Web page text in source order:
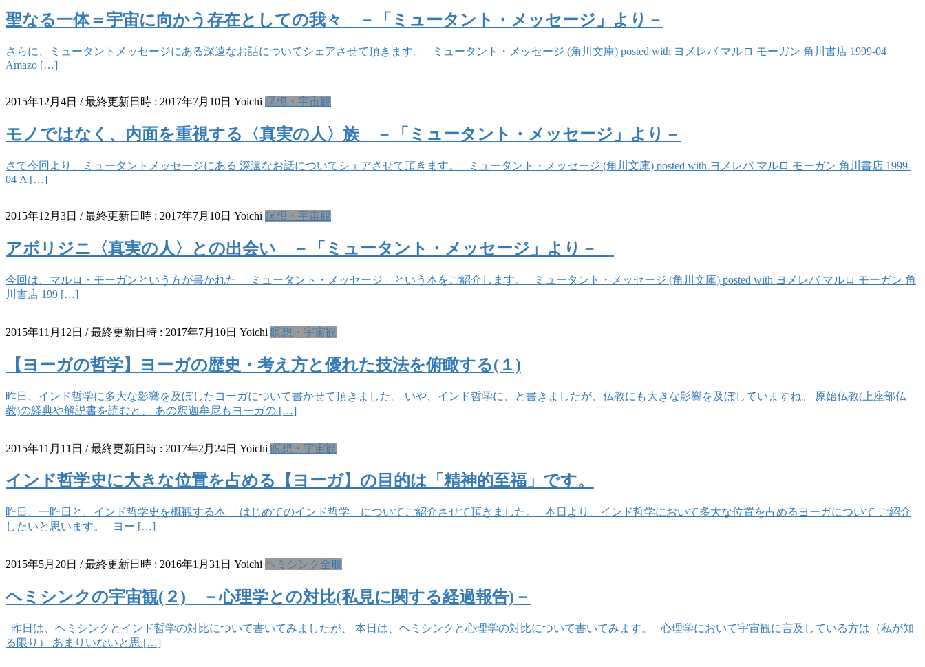
聖なる一体＝宇宙に向かう存在としての我々 －「ミュータント・メッセージ」より－
さらに、ミュータントメッセージにある深遠なお話についてシェアさせて頂きます。 ミュータント・メッセージ (角川文庫) posted with ヨメレバ マルロ モーガン 角川書店 1999-04
Amazo […]
2015年12月4日 / 最終更新日時 : 2017年7月10日 Yoichi 瞑想・宇宙観
モノではなく、内面を重視する〈真実の人〉族 －「ミュータント・メッセージ」より－
さて今回より、ミュータントメッセージにある 深遠なお話についてシェアさせて頂きます。 ミュータント・メッセージ (角川文庫) posted with ヨメレバ マルロ モーガン 角川書店 1999-
04 A […]
2015年12月3日 / 最終更新日時 : 2017年7月10日 Yoichi 瞑想・宇宙観
アボリジニ〈真実の人〉との出会い －「ミュータント・メッセージ」より－
今回は、マルロ・モーガンという方が書かれた 「ミュータント・メッセージ」という本をご紹介します。 ミュータント・メッセージ (角川文庫) posted with ヨメレバ マルロ モーガン 角
川書店 199 […]
2015年11月12日 / 最終更新日時 : 2017年7月10日 Yoichi 瞑想・宇宙観
【ヨーガの哲学】ヨーガの歴史・考え方と優れた技法を俯瞰する(１)
昨日、インド哲学に多大な影響を及ぼしたヨーガについて書かせて頂きました。 いや、インド哲学に、と書きましたが、仏教にも大きな影響を及ぼしていますね。 原始仏教(上座部仏
教)の経典や解説書を読むと、 あの釈迦牟尼もヨーガの […]
2015年11月11日 / 最終更新日時 : 2017年2月24日 Yoichi 瞑想・宇宙観
インド哲学史に大きな位置を占める【ヨーガ】の目的は「精神的至福」です。
昨日、一昨日と、インド哲学史を概観する本 「はじめてのインド哲学」についてご紹介させて頂きました。 本日より、インド哲学において多大な位置を占めるヨーガについて ご紹介
したいと思います。 ヨー […]
2015年5月20日 / 最終更新日時 : 2016年1月31日 Yoichi ヘミシンク全般
ヘミシンクの宇宙観(２) －心理学との対比(私見に関する経過報告)－
昨日は、ヘミシンクとインド哲学の対比について書いてみましたが、 本日は、ヘミシンクと心理学の対比について書いてみます。 心理学において宇宙観に言及している方は（私が知
る限り） あまりいないと思 […]